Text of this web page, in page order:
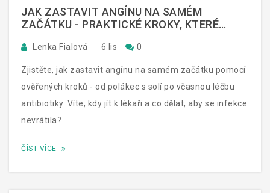
JAK ZASTAVIT ANGÍNU NA SAMÉM
ZAČÁTKU - PRAKTICKÉ KROKY, KTERÉ
Lenka Fialová 6 lis 0
Zjistěte, jak zastavit angínu na samém začátku pomocí
ověřených kroků - od polákec s solí po včasnou léčbu
antibiotiky. Víte, kdy jít k lékaři a co dělat, aby se infekce
nevrátila?
ČÍST VÍCE